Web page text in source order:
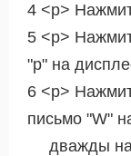
4 <р>
5 <р>
"р" на
6 <р>
письмо "W"
дважды